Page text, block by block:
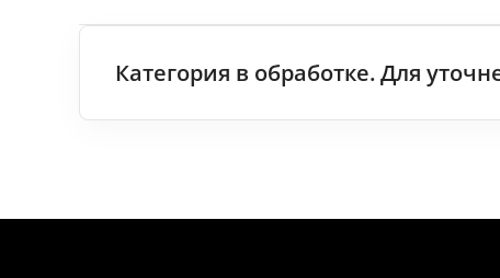
Категория в обработке. Для